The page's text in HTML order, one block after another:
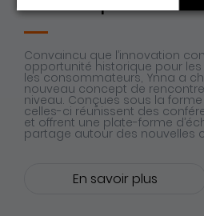
Convaincu que l’innovation
opportunité historique pour
les consommateurs, Ynna a
nouveau concept de
niveau. Conçues sous la
celles-ci réunissent des
et offrent une plate-forme
partage autour des nouvelles
En savoir plus
NOUS